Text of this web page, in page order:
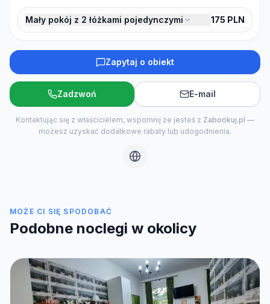
Mały pokój z 2 łóżkami pojedynczymi 175 PLN
Zapytaj o obiekt
Zadzwoń E-mail
Kontaktując się z właścicielem, wspomnij że jesteś z Zabookuj.pl —
możesz uzyskać dodatkowe rabaty lub udogodnienia.
MOŻE CI SIĘ SPODOBAĆ
Podobne noclegi w okolicy